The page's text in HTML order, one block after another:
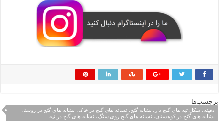
برچسب‌ها
دفینه، شکل تپه های گنج دار، نشانه گنج، نشانه های گنج در خاک، نشانه های گنج در روستا،
نشانه های گنج در کوهستان، نشانه های گنج روی سنگ، نشانه های گنج در تپه